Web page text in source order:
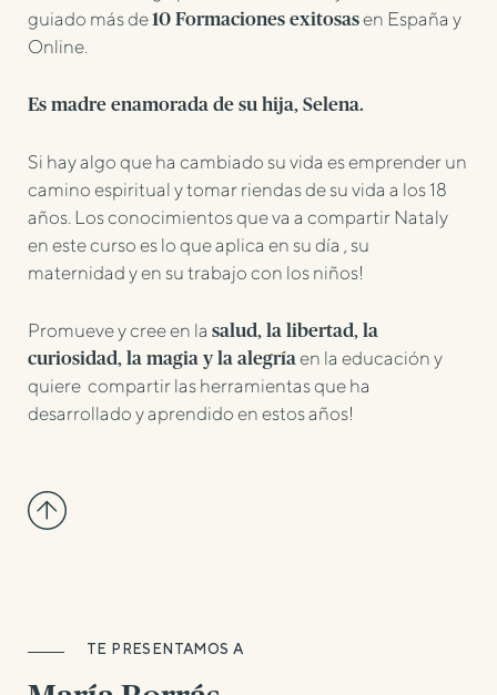
guiado más de10 Formaciones exitosasen España y
Online.
Es madre enamorada de su hija, Selena.
Si hay algo que ha cambiado su vida es emprender un
camino espiritual y tomar riendas de su vida a los 18
años. Los conocimientos que va a compartir Nataly
en este curso es lo que aplica en su día , su
maternidad y en su trabajo con los niños!
Promueve y cree en la salud, la libertad, la
curiosidad, la magia y la alegría en la educación y
quiere compartir las herramientas que ha
desarrollado y aprendido en estos años!
TE PRESENTAMOS A